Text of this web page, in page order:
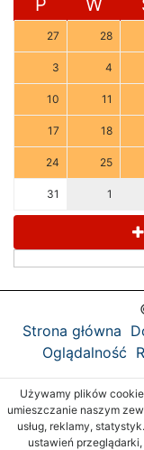
P W
27 28
3 4
10 11
17 18
24 25
31 1
Strona główna
Oglądalność
Używamy plików
umieszczanie naszym
usług, reklamy,
ustawień